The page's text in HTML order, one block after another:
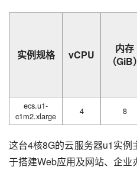
实例规格 vCPU
内存
（GiB）
ecs.u1-
c1m2.xlarge
4 8
这台4核8G的云服务器u1实
于搭建Web应用及网站、企